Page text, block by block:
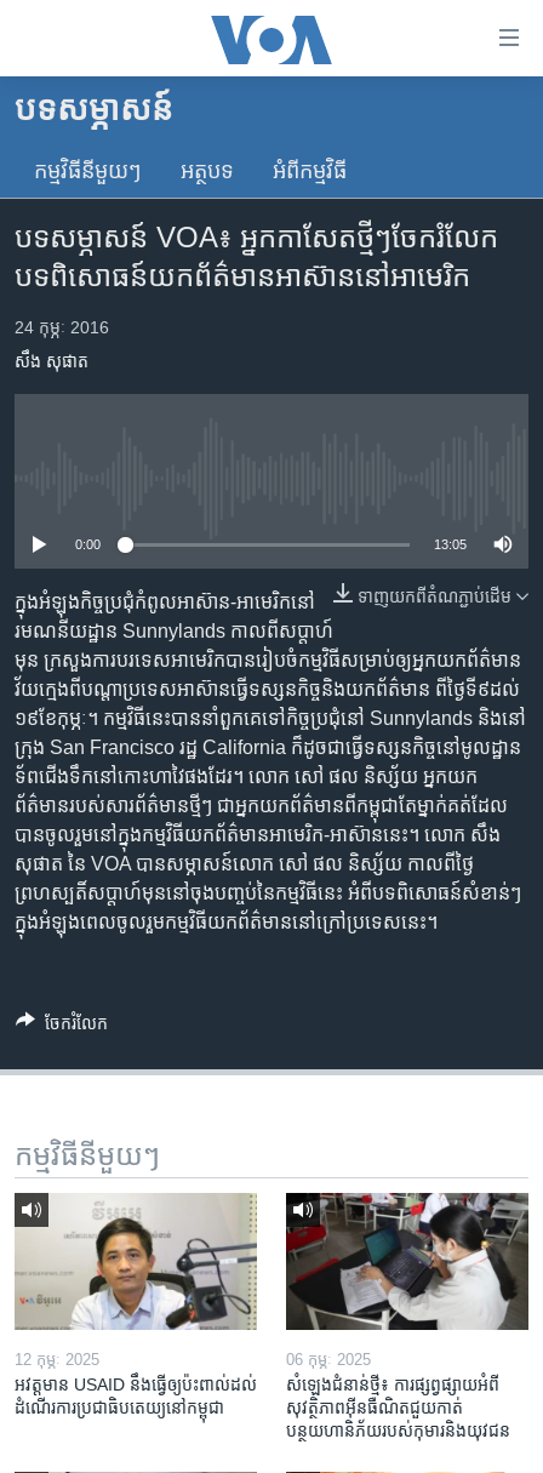
គេហទំព័រ​
និង​
ចូល​
ទំព័រ​
ម្តង
រំលង​
សម្ព័ន្ធ​
រំលង​
និង​
ចូល​
ទៅ​
កាន់​
ទំព័រ​
ស្វែង​
រក
កម្ពុជា
អន្តរជាតិ
កម្ពុជាច្នៃប្រតិដ្ឋ
បណ្តាញ​សង្គម
ភាសា
បទ​សម្ភាសន៍
កម្មវិធី​នីមួយៗ អត្ថបទ​ អំពី​កម្មវិធី​
បទ​​សម្ភាសន៍ VOA៖ អ្នក​កាសែត​ថ្មីៗ​ចែក​​​រំលែក​
បទពិសោធន៍​យក​ព័ត៌មាន​​អាស៊ាន​នៅ​អាមេរិក​
24 កុម្ភៈ 2016
សឹង សុផាត
0:00 13:05
ទាញ​យក​ពី​តំណភ្ជាប់​ដើម
ក្នុង​អំឡុង​កិច្ច​ប្រជុំ​កំពូល​អាស៊ាន-អាមេរិក​នៅ​
រមណនីយដ្ឋាន​ Sunnylands កាល​ពី​​សប្តាហ៍​
មុន ក្រសួង​ការ​បរទេស​​​អាមេរិក​​​បាន​រៀបចំ​កម្មវិធី​​​សម្រាប់​ឲ្យ​អ្នក​យក​ព័ត៌មាន​
វ័យ​ក្មេង​ពី​​បណ្តា​ប្រទេស​អាស៊ាន​​ធ្វើ​ទស្សនកិច្ច​និង​យក​ព័ត៌មាន ​ពី​ថ្ងៃ​ទី​៩​ដល់​
១៩​ខែ​កុម្ភៈ។ កម្មវិធី​នេះ​បាន​នាំ​ពួក​គេ​ទៅ​​​កិច្ច​ប្រជុំ​នៅ Sunnylands និង​នៅ​​
ក្រុង San Francisco រដ្ឋ California ក៏​ដូច​ជា​ធ្វើ​​ទស្សនកិច្ច​នៅ​មូលដ្ឋាន​​
ទ័ព​ជើង​ទឹក​នៅ​​កោះ​ហាវៃ​ផង​ដែរ។ លោក សៅ ផល និស្ស័យ អ្នក​យក​
ព័ត៌មាន​របស់​សារព័ត៌មាន​ថ្មីៗ ជា​អ្នក​យក​ព័ត៌មាន​​ពី​​កម្ពុជា​តែ​ម្នាក់​​គត់​ដែល​​
បាន​ចូល​រួម​នៅ​ក្នុង​កម្មវិធី​យក​ព័ត៌មាន​អាមេរិក-អាស៊ាន​នេះ។ លោក​ សឹង
សុផាត នៃ​ VOA បាន​​សម្ភាសន៍​​លោក សៅ ផល និស្ស័យ កាល​ពី​ថ្ងៃ​
ព្រហស្បតិ៍​សប្តាហ៍​មុន​នៅ​ចុង​បញ្ចប់​នៃ​កម្មវិធី​នេះ អំពី​បទ​ពិសោធន៍​សំខាន់ៗ​
ក្នុង​អំឡុង​ពេល​ចូល​រួម​កម្មវិធី​យក​ព័ត៌មាន​នៅ​ក្រៅប្រទេស​​នេះ។
ចែករំលែក
កម្មវិធី​នីមួយៗ
12 កុម្ភៈ 2025
អវត្តមាន USAID នឹងធ្វើឲ្យប៉ះពាល់ដល់
ដំណើរការប្រជាធិបតេយ្យនៅកម្ពុជា
06 កុម្ភៈ 2025
សំឡេងជំនាន់ថ្មី៖ ការផ្សព្វផ្សាយអំពី
សុវត្ថិភាពអ៊ីនធឺណិតជួយកាត់
បន្ថយហានិភ័យរបស់កុមារនិងយុវជន